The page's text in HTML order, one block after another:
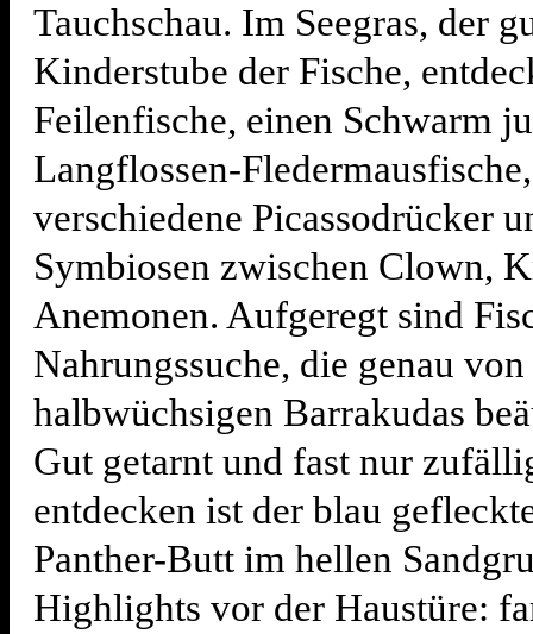
Tauchschau. Im Seegras, der
Kinderstube der Fische,
Feilenfische, einen Schwarm
Langflossen-Fledermausfische,
verschiedene Picassodrücker
Symbiosen zwischen Clown,
Anemonen. Aufgeregt sind
Nahrungssuche, die genau
halbwüchsigen Barrakudas
Gut getarnt und fast nur
entdecken ist der blau
Panther-Butt im hellen
Highlights vor der Haustüre: